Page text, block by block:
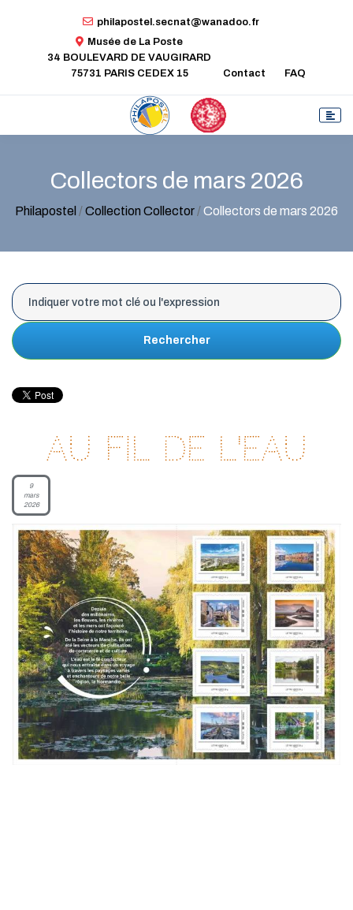
philapostel.secnat@wanadoo.fr
Musée de La Poste
34 BOULEVARD DE VAUGIRARD
75731 PARIS CEDEX 15
Contact FAQ
Collectors de mars 2026
Philapostel /Collection Collector /Collectors de mars 2026
Rechercher
Au fil de l'eau
9
mars
2026